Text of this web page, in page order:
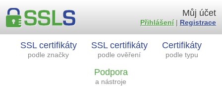
SSL certifikáty
podle značky
SSL certifikáty
podle ověření
Certifikáty
podle typu
Podpora
a nástroje
Můj účet
Přihlášení| Registrace